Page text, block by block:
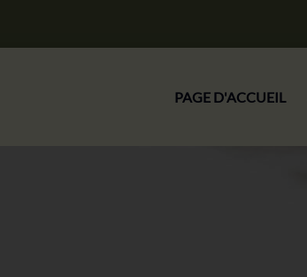
PAGE D'ACCUEIL